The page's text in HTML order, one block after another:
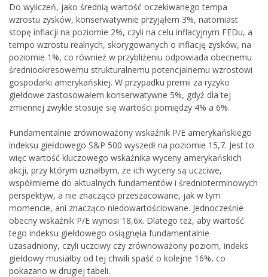
Do wyliczeń, jako średnią wartość oczekiwanego tempa
wzrostu zysków, konserwatywnie przyjąłem 3%, natomiast
stopę inflacji na poziomie 2%, czyli na celu inflacyjnym FEDu, a
tempo wzrostu realnych, skorygowanych o inflację zysków, na
poziomie 1%, co również w przybliżeniu odpowiada obecnemu
średniookresowemu strukturalnemu potencjalnemu wzrostowi
gospodarki amerykańskiej. W przypadku premii za ryzyko
giełdowe zastosowałem konserwatywne 5%, gdyż dla tej
zmiennej zwykle stosuje się wartości pomiędzy 4% a 6%.
Fundamentalnie zrównoważony wskaźnik P/E amerykańskiego
indeksu giełdowego S&P 500 wyszedł na poziomie 15,7. Jest to
więc wartość kluczowego wskaźnika wyceny amerykańskich
akcji, przy którym uznałbym, że ich wyceny są uczciwe,
współmierne do aktualnych fundamentów i średnioterminowych
perspektyw, a nie znacząco przeszacowane, jak w tym
momencie, ani znacząco niedowartościowane. Jednocześnie
obecny wskaźnik P/E wynosi 18,6x. Dlatego też, aby wartość
tego indeksu giełdowego osiągnęła fundamentalnie
uzasadniony, czyli uczciwy czy zrównoważony poziom, indeks
giełdowy musiałby od tej chwili spaść o kolejne 16%, co
pokazano w drugiej tabeli.